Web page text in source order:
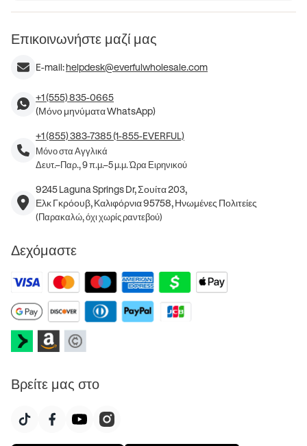
Επικοινωνήστε μαζί μας
E-mail:helpdesk@everfulwholesale.com
+1 (555) 835-0665
(Μόνο μηνύματα WhatsApp)
+1 (855) 383-7385 (1-855-EVERFUL)
Μόνο στα Αγγλικά
Δευτ.–Παρ., 9 π.μ.–5 μ.μ. Ώρα Ειρηνικού
9245 Laguna Springs Dr, Σουίτα 203,
Ελκ Γκρόουβ, Καλιφόρνια 95758, Ηνωμένες Πολιτείες
(Παρακαλώ, όχι χωρίς ραντεβού)
Δεχόμαστε
Βρείτε μας στο